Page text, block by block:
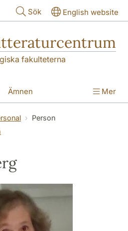
Sök English website
fakulteterna
Ämnen
Institutionen
Mer
Person